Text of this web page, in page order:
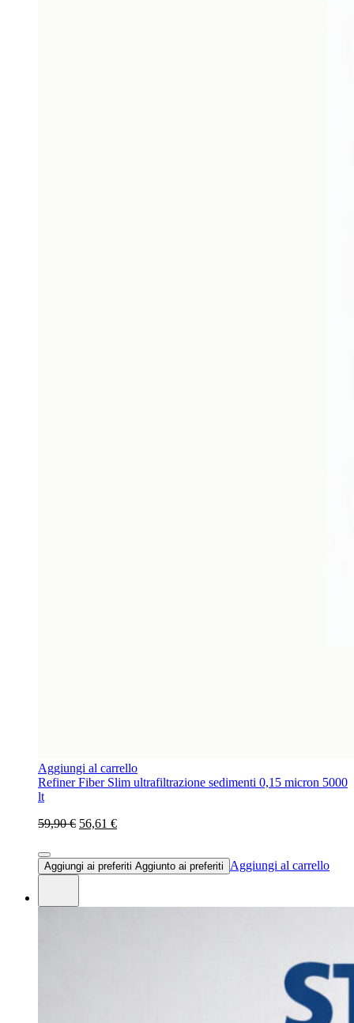
Aggiungi al carrello
Refiner Fiber Slim ultrafiltrazione sedimenti 0,15 micron 5000
lt
59,90 € 56,61 €
Aggiungi ai preferiti Aggiunto ai preferiti Aggiungi al carrello